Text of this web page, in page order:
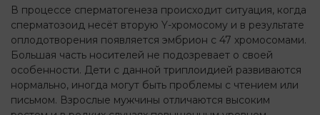
В процессе сперматогенеза происходит ситуация, когда
сперматозоид несёт вторую Y-хромосому и в результате
оплодотворения появляется эмбрион с 47 хромосомами.
Большая часть носителей не подозревает о своей
особенности. Дети с данной триплоидией развиваются
нормально, иногда могут быть проблемы с чтением или
письмом. Взрослые мужчины отличаются высоким